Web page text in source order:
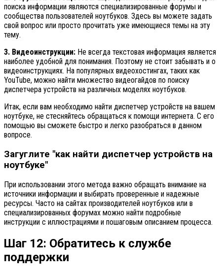
поиска информации являются специализированные форумы и
сообщества пользователей ноутбуков. Здесь вы можете задать
свой вопрос или просто прочитать уже имеющиеся темы на эту
тему.
3. Видеоинструкции: Не всегда текстовая информация является
наиболее удобной для понимания. Поэтому не стоит забывать и о
видеоинструкциях. На популярных видеохостингах, таких как
YouTube, можно найти множество видеогайдов по поиску
диспетчера устройств на различных моделях ноутбуков.
Итак, если вам необходимо найти диспетчер устройств на вашем
ноутбуке, не стесняйтесь обращаться к помощи интернета. С его
помощью вы сможете быстро и легко разобраться в данном
вопросе.
Загуглите "как найти диспетчер устройств на
ноутбуке"
При использовании этого метода важно обращать внимание на
источники информации и выбирать проверенные и надежные
ресурсы. Часто на сайтах производителей ноутбуков или в
специализированных форумах можно найти подробные
инструкции с иллюстрациями и пошаговым описанием процесса.
Шаг 12: Обратитесь к службе
поддержки